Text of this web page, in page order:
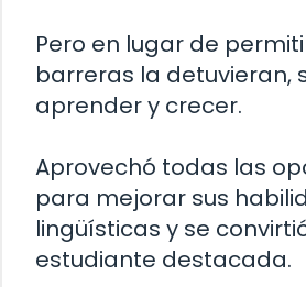
Pero en lugar de
barreras la detuvieran,
aprender y crecer.
Aprovechó todas las
para mejorar sus
lingüísticas y se
estudiante destacada.